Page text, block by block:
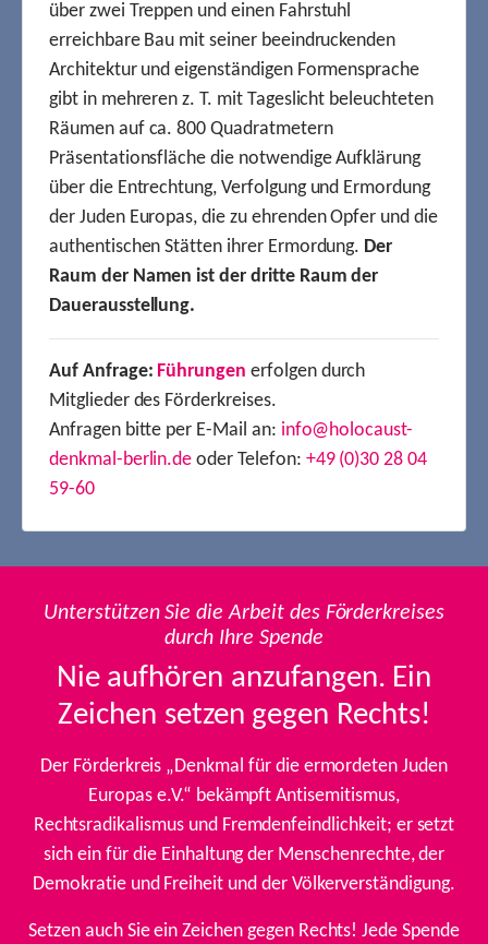
über zwei Treppen und einen Fahrstuhl
erreichbare Bau mit seiner beeindruckenden
Architektur und eigenständigen Formensprache
gibt in mehreren z. T. mit Tageslicht beleuchteten
Räumen auf ca. 800 Quadratmetern
Präsentationsfläche die notwendige Aufklärung
über die Entrechtung, Verfolgung und Ermordung
der Juden Europas, die zu ehrenden Opfer und die
authentischen Stätten ihrer Ermordung. Der
Raum der Namen ist der dritte Raum der
Dauerausstellung.
Auf Anfrage: Führungen erfolgen durch
Mitglieder des Förderkreises.
Anfragen bitte per E-Mail an: info@holocaust-
denkmal-berlin.de oder Telefon: +49 (0)30 28 04
59-60
Unterstützen Sie die Arbeit des Förderkreises
durch Ihre Spende
Nie aufhören anzufangen. Ein
Zeichen setzen gegen Rechts!
Der Förderkreis „Denkmal für die ermordeten Juden
Europas e.V.“ bekämpft Antisemitismus,
Rechtsradikalismus und Fremdenfeindlichkeit; er setzt
sich ein für die Einhaltung der Menschenrechte, der
Demokratie und Freiheit und der Völkerverständigung.
Setzen auch Sie ein Zeichen gegen Rechts! Jede Spende